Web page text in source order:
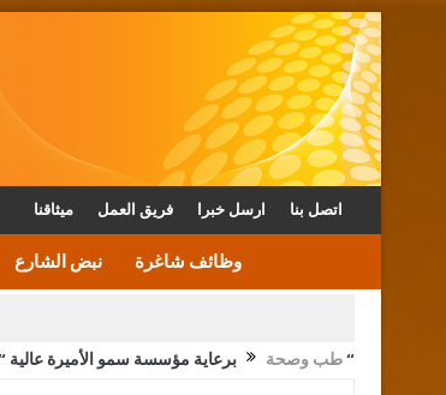
ميثاقنا فريق العمل ارسل خبرا اتصل بنا
نبض الشارع وظائف شاغرة
الأمن يتلف 16 مليون حبة كبتاجون و1480 كغم مواد مخدرة طب وصحةبرعاية مؤسسة سمو الأميرة عالية “حملة العيادة الطبية المجانية في لواء دير علا نموذج للإنجاز الصحي والتكافل الإنساني “